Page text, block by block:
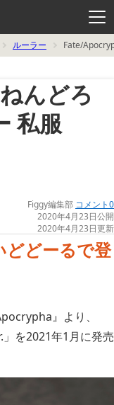
ー
を
開
く
ルーラー
Fate/
んどろ
私服
Figgy編集部 コメント0
2020年4月23日公開
2020年4月23日更新
どどーるで登
』より、
」を2021年1月に発売